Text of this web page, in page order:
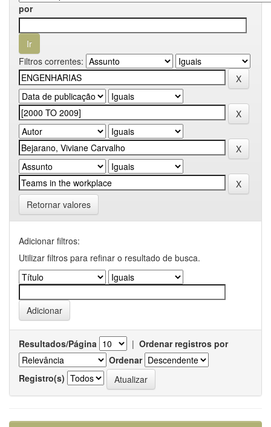
por
Filtros correntes:
Retornar valores
Adicionar filtros:
Utilizar filtros para refinar o resultado de busca.
Resultados/Página | Ordenar registros por
Ordenar
Registro(s)